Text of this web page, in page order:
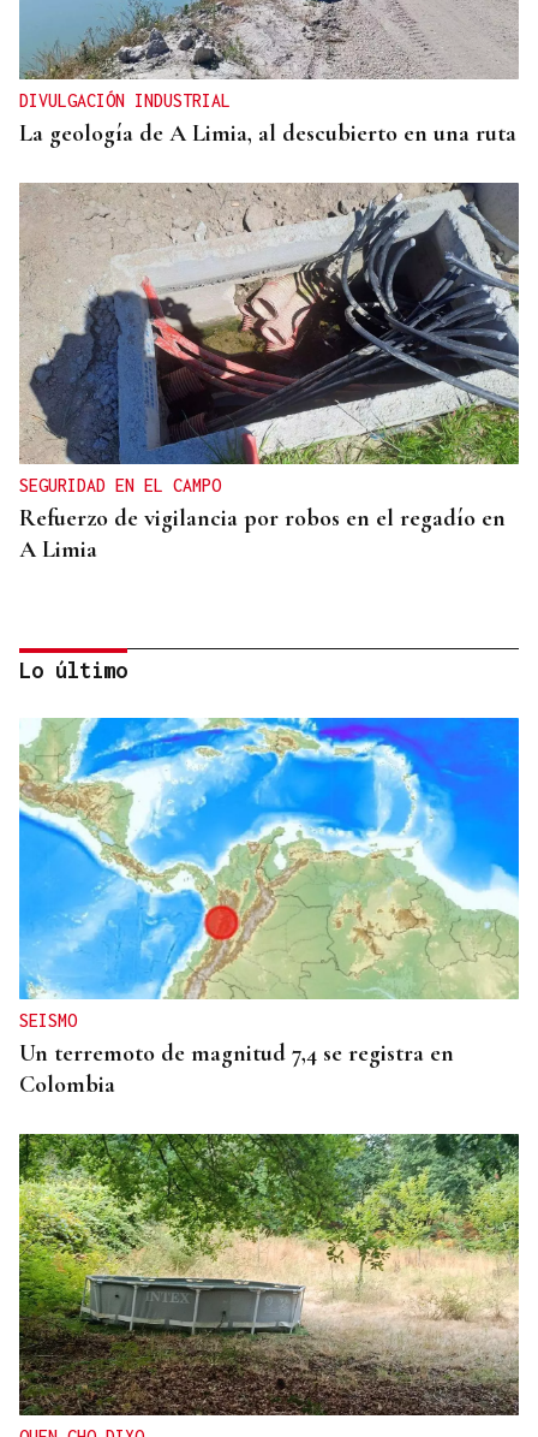
DIVULGACIÓN INDUSTRIAL
La geología de A Limia, al descubierto en una ruta
SEGURIDAD EN EL CAMPO
Refuerzo de vigilancia por robos en el regadío en
A Limia
CONTROL DE POBOACIÓN
A Limia, “zona cero” para o censo das aves galegas
Lo último
SEISMO
Un terremoto de magnitud 7,4 se registra en
Colombia